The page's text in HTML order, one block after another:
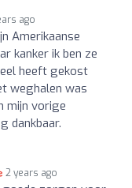
ago
Amerikaanse
kanker ik ben ze
heeft gekost
weghalen was
mijn vorige
dankbaar.
2 years ago